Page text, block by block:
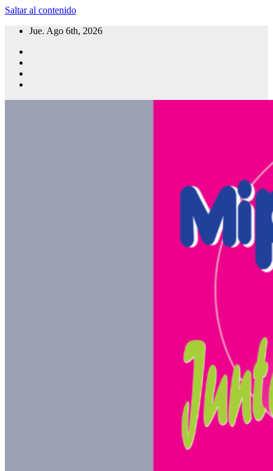
Saltar al contenido
Jue. Ago 6th, 2026